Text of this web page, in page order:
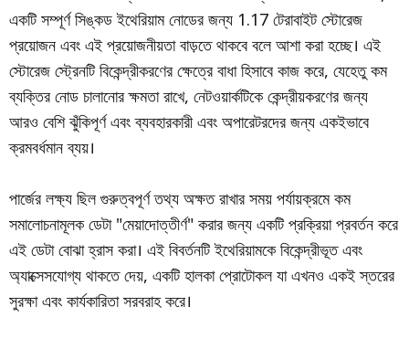
একটি সম্পূর্ণ সিঙ্কড ইথেরিয়াম নোডের জন্য 1.17 টেরাবাইট স্টোরেজ
প্রয়োজন এবং এই প্রয়োজনীয়তা বাড়তে থাকবে বলে আশা করা হচ্ছে। এই
স্টোরেজ স্ট্রেনটি বিকেন্দ্রীকরণের ক্ষেত্রে বাধা হিসাবে কাজ করে, যেহেতু কম
ব্যক্তির নোড চালানোর ক্ষমতা রাখে, নেটওয়ার্কটিকে কেন্দ্রীয়করণের জন্য
আরও বেশি ঝুঁকিপূর্ণ এবং ব্যবহারকারী এবং অপারেটরদের জন্য একইভাবে
ক্রমবর্ধমান ব্যয়।
পার্জের লক্ষ্য ছিল গুরুত্বপূর্ণ তথ্য অক্ষত রাখার সময় পর্যায়ক্রমে কম
সমালোচনামূলক ডেটা "মেয়াদোত্তীর্ণ" করার জন্য একটি প্রক্রিয়া প্রবর্তন করে
এই ডেটা বোঝা হ্রাস করা। এই বিবর্তনটি ইথেরিয়ামকে বিকেন্দ্রীভূত এবং
অ্যাক্সেসযোগ্য থাকতে দেয়, একটি হালকা প্রোটোকল যা এখনও একই স্তরের
সুরক্ষা এবং কার্যকারিতা সরবরাহ করে।